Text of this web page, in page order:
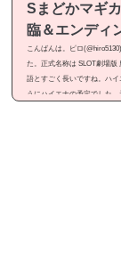
Sまどかマギ
臨＆エンディ
こんばんは。ピロ
た。正式名称は SLOT劇場
語とすごく長いですね。ハ
うにハイエナの予定でした
よりは「ドヤ記事」という